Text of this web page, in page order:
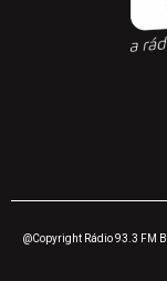
@Copyright Rádio 93.3 FM